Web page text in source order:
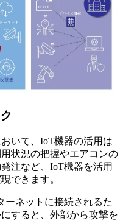
いて、IoT機器の活用は
状況の把握やエアコンの
注など、IoT機器を活用
できます。
ーネットに接続されるた
すると、外部から攻撃を